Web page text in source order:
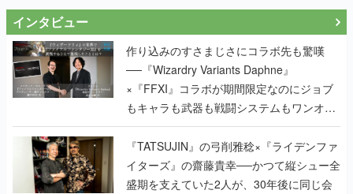
インタビュー
作り込みのすさまじさにコラボ先も驚嘆
──『Wizardry Variants Daphne』
×『FFXI』コラボが期間限定なのにジョブ
もキャラも武器も戦闘システムもワンオフ
で作り込まれた理由を両ディレクターに聞
く
『TATSUJIN』の弓削雅稔×『ライデンファ
イターズ』の齋藤貴幸──かつて縦シュー全
盛期を支えていた2人が、30年後に同じ会